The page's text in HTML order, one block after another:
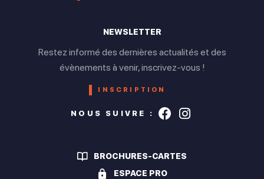
NEWSLETTER
Restez informé des dernières actualités et des
évènements à venir, inscrivez-vous !
INSCRIPTION
NOUS SUIVRE : Suivez-nous
Suivez-
BROCHURES-CARTES
ESPACE PRO